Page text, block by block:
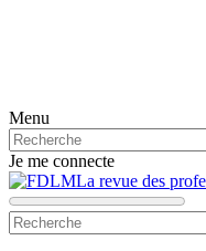
Menu
Je me connecte
La revue des